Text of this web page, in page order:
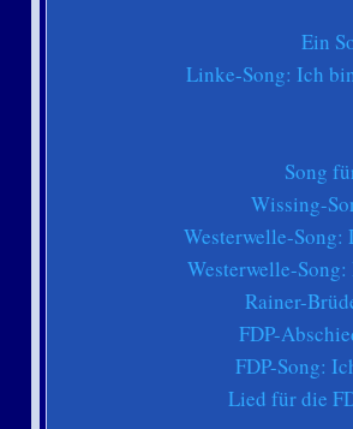
Ein
Linke-Song: Ich
Song
Wissing-
Westerwelle-Song:
Westerwelle-
Rainer-
FDP-
FDP-Song:
Lied für die